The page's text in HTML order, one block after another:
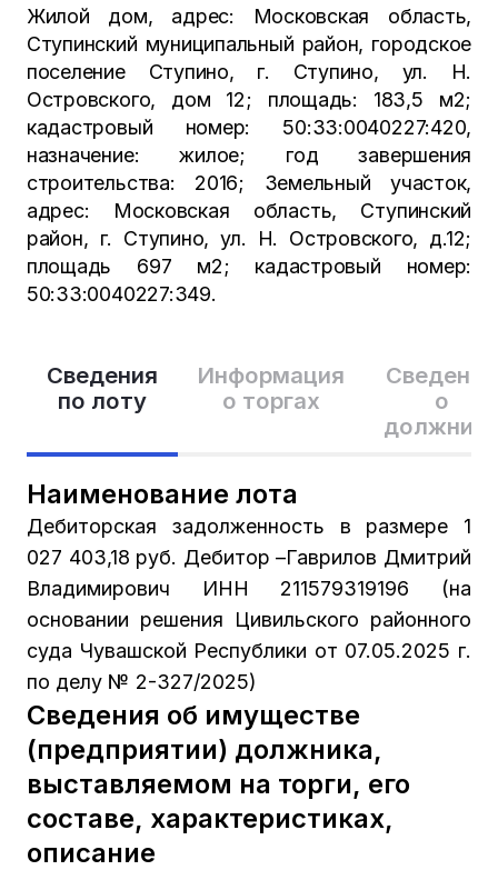
Сведения
по лоту
Информация
о торгах
Сведения
о
Наименование лота
Дебиторская задолженность в размере 1
027 403,18 руб. Дебитор –Гаврилов Дмитрий
Владимирович ИНН 211579319196 (на
основании решения Цивильского районного
суда Чувашской Республики от 07.05.2025 г.
по делу № 2-327/2025)
Сведения об имуществе
(предприятии) должника,
выставляемом на торги, его
составе, характеристиках,
описание
Жилой дом, адрес: Московская область,
Ступинский муниципальный район, городское
поселение Ступино, г. Ступино, ул. Н.
Островского, дом 12; площадь: 183,5 м2;
кадастровый номер: 50:33:0040227:420,
назначение: жилое; год завершения
строительства: 2016; Земельный участок,
адрес: Московская область, Ступинский
район, г. Ступино, ул. Н. Островского, д.12;
площадь 697 м2; кадастровый номер:
50:33:0040227:349.